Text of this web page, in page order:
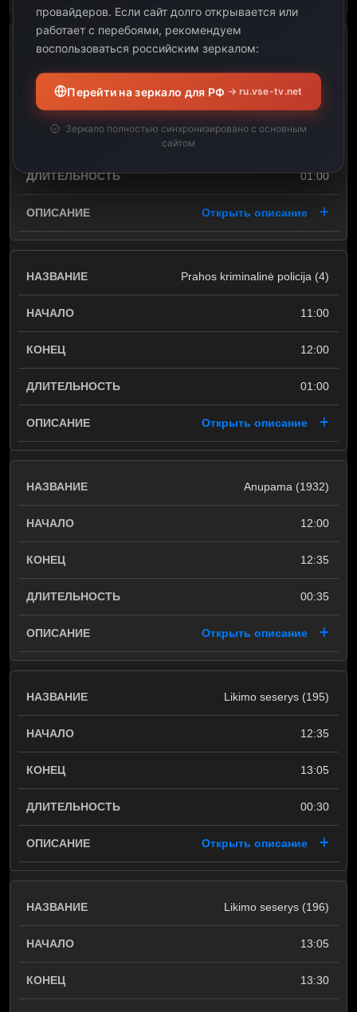
Įstatymas ir tvarka.
10:00
01:00
Открыть описание
Prahos kriminalinė policija (4)
11:00
12:00
01:00
Открыть описание
Anupama (1932)
12:00
12:35
00:35
Открыть описание
Likimo seserys (195)
12:35
13:05
00:30
Открыть описание
Likimo seserys (196)
13:05
13:30
провайдеров. Если сайт долго открывается или
работает с перебоями, рекомендуем
воспользоваться российским зеркалом:
Перейти на зеркало для РФ → ru.vse-tv.net
Зеркало полностью синхронизировано с основным
сайтом